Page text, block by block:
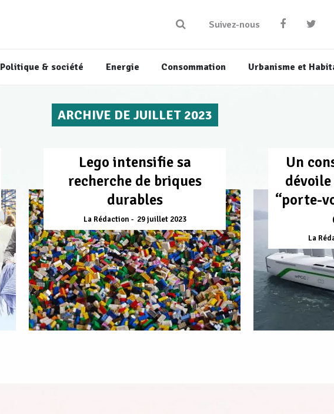
Suivez-nous
Politique & société Energie Consommation Urbanisme et
ARCHIVE DE JUILLET 2023
Lego intensifie sa
recherche de briques
durables
La Rédaction 29 juillet 2023
Un
“porte-
La